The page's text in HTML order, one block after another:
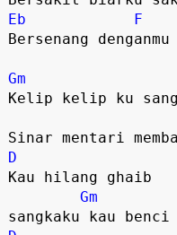
Eb
F
Bersenang
Gm
Kelip kelip ku
D
Kau hilang ghaib
Gm